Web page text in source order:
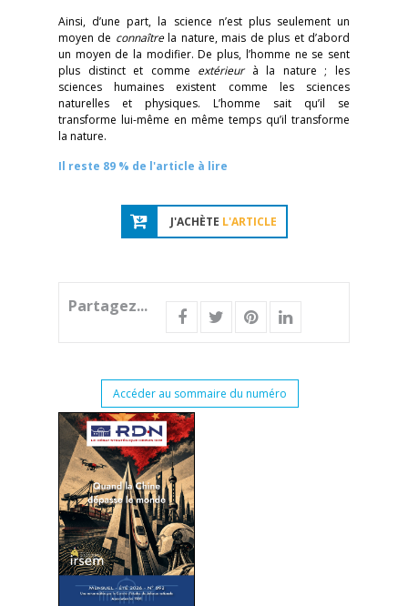
Ainsi, d’une part, la science n’est plus seulement un
moyen de connaîtrela nature, mais de plus et d’abord
un moyen de la modifier. De plus, l’homme ne se sent
plus distinct et comme extérieur à la nature ; les
sciences humaines existent comme les sciences
naturelles et physiques. L’homme sait qu’il se
transforme lui-même en même temps qu’il transforme
la nature.
Il reste 89 % de l'article à lire
J'ACHÈTE L'ARTICLE
Partagez...
Accéder au sommaire du numéro